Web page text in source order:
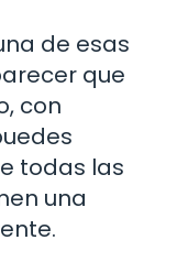
de esas
que
con
todas las
una